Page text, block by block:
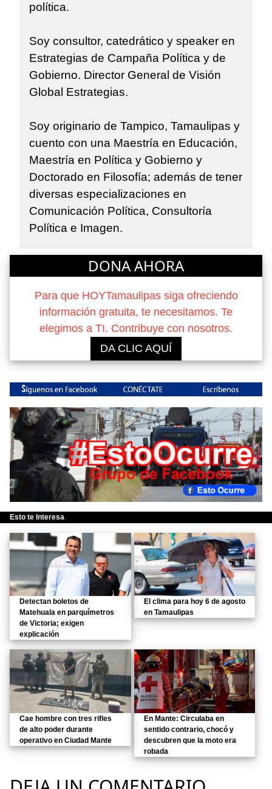
política.
Soy consultor, catedrático y speaker en
Estrategias de Campaña Política y de
Gobierno. Director General de Visión
Global Estrategias.
Soy originario de Tampico, Tamaulipas y
cuento con una Maestría en Educación,
Maestría en Política y Gobierno y
Doctorado en Filosofía; además de tener
diversas especializaciones en
Comunicación Política, Consultoría
Política e Imagen.
DONA AHORA
Para que HOYTamaulipas siga ofreciendo
información gratuita, te necesitamos. Te
elegimos a TI. Contribuye con nosotros.
DA CLIC AQUÍ
Esto te Interesa
Detectan boletos de
Matehuala en parquímetros
de Victoria; exigen
explicación
El clima para hoy 6 de agosto
en Tamaulipas
Cae hombre con tres rifles
de alto poder durante
operativo en Ciudad Mante
En Mante: Circulaba en
sentido contrario, chocó y
descubren que la moto era
robada